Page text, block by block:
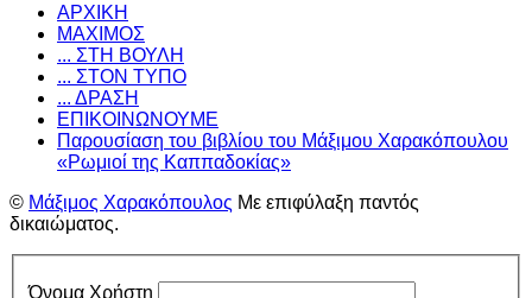
ΑΡΧΙΚΗ
ΜΑΧΙΜΟΣ
... ΣΤΗ ΒΟΥΛΗ
... ΣΤΟΝ ΤΥΠΟ
... ΔΡΑΣΗ
ΕΠΙΚΟΙΝΩΝΟΥΜΕ
Παρουσίαση του βιβλίου του Μάξιμου Χαρακόπουλου
«Ρωμιοί της Καππαδοκίας»
© Μάξιμος Χαρακόπουλος Με επιφύλαξη παντός
δικαιώματος.
Όνομα Χρήστη